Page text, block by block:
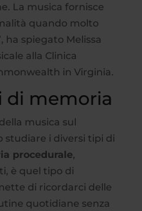
La musica fornisce
quando molto
ha spiegato Melissa
alla Clinica
in Virginia.
di memoria
musica sul
studiare i diversi tipi di
procedurale,
è quel tipo di
di ricordarci delle
quotidiane senza